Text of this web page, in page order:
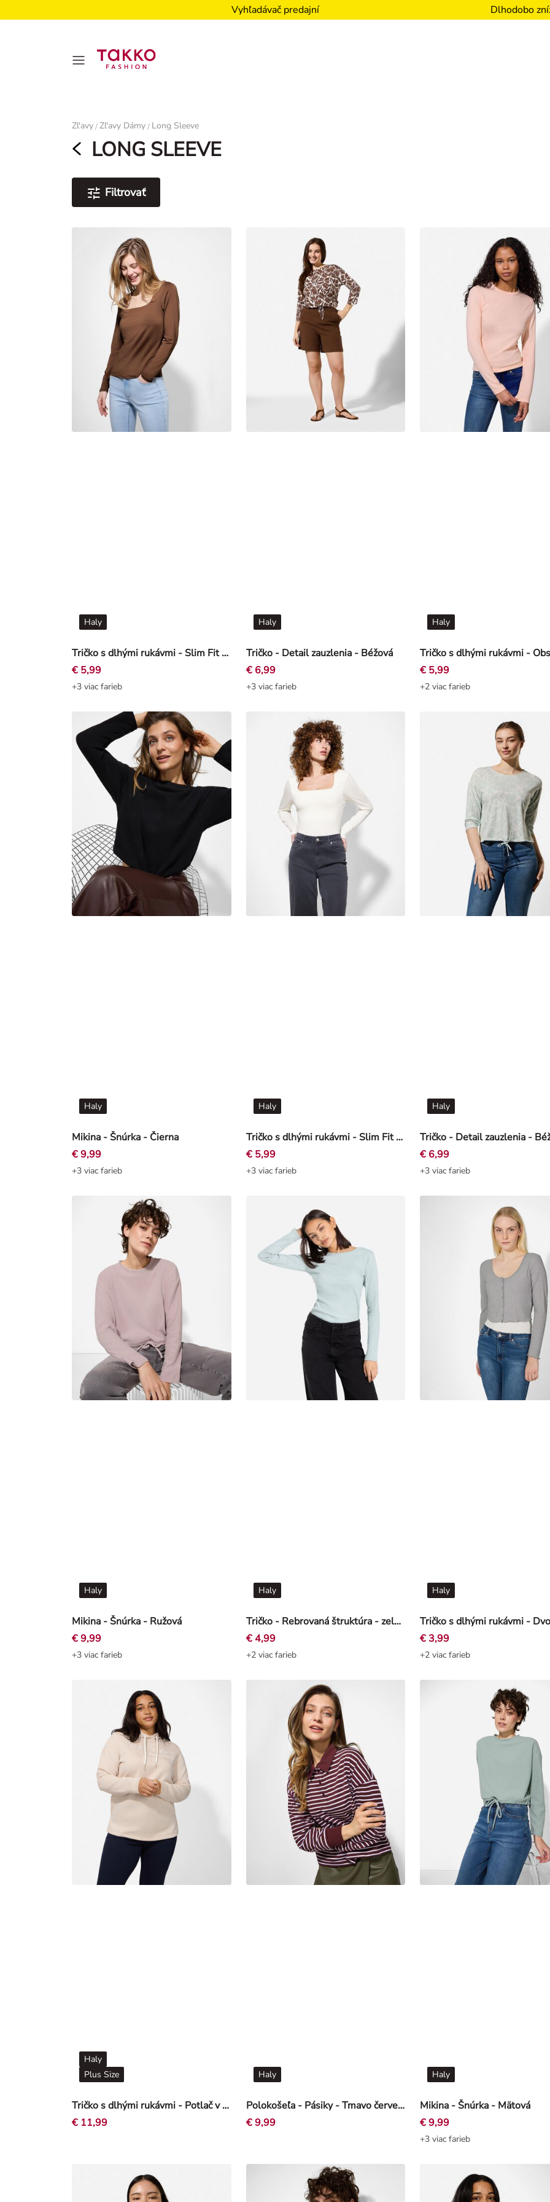
Vyhľadávač predajní Dlhodobo
Zl'avy / Zl'avy Dámy / Long Sleeve
LONG SLEEVE
Filtrovať
Tričko s dlhými rukávmi - Slim Fit - hneda
Haly
€ 5,99
+3 viac farieb
Tričko - Detail zauzlenia - Béžová
Haly
€ 6,99
+3 viac farieb
Haly
€ 5,99
+2 viac farieb
Mikina - Šnúrka - Čierna
Haly
€ 9,99
+3 viac farieb
Tričko s dlhými rukávmi - Slim Fit - Smotanová
Haly
€ 5,99
+3 viac farieb
Tričko - Detail zauzlenia -
Haly
€ 6,99
+3 viac farieb
Mikina - Šnúrka - Ružová
Haly
€ 9,99
+3 viac farieb
Tričko - Rebrovaná štruktúra - zelena
Haly
€ 4,99
+2 viac farieb
Haly
€ 3,99
+2 viac farieb
Tričko s dlhými rukávmi - Potlač v podobe správy - Béžová
Haly
Plus Size
€ 11,99
Polokošeľa - Pásiky - Tmavo červená
Haly
€ 9,99
Mikina - Šnúrka - Mätová
Haly
€ 9,99
+3 viac farieb